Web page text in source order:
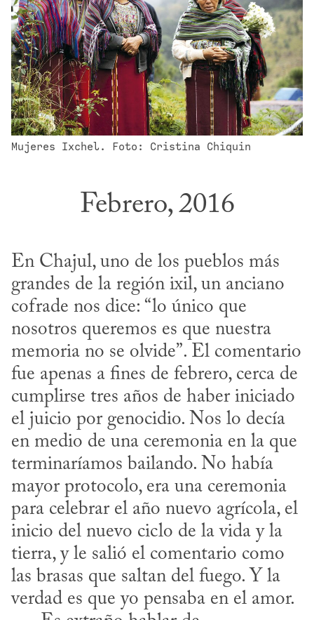
Mujeres Ixchel. Foto: Cristina Chiquin
Febrero, 2016
En Chajul, uno de los pueblos más
grandes de la región ixil, un anciano
cofrade nos dice: “lo único que
nosotros queremos es que nuestra
memoria no se olvide”. El comentario
fue apenas a fines de febrero, cerca de
cumplirse tres años de haber iniciado
el juicio por genocidio. Nos lo decía
en medio de una ceremonia en la que
terminaríamos bailando. No había
mayor protocolo, era una ceremonia
para celebrar el año nuevo agrícola, el
inicio del nuevo ciclo de la vida y la
tierra, y le salió el comentario como
las brasas que saltan del fuego. Y la
verdad es que yo pensaba en el amor.